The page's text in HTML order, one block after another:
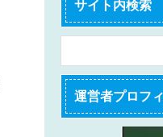
サイト内検索
運営者プロフ